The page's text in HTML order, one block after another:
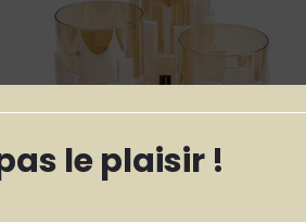
le plaisir !